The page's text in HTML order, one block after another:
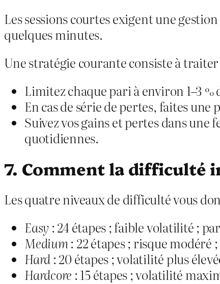
Les sessions courtes exigent une
quelques minutes.
Une stratégie courante consiste à
Limitez chaque pari à environ 1–3
En cas de série de pertes, faites
Suivez vos gains et pertes dans
quotidiennes.
7. Comment la difficulté
Les quatre niveaux de difficulté vous
Easy : 24 étapes ; faible volatilité ;
Medium : 22 étapes ; risque
Hard : 20 étapes ; volatilité plus
Hardcore : 15 étapes ; volatilité